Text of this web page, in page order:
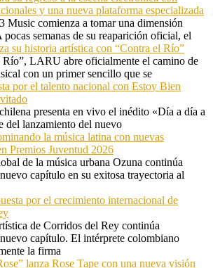
y una nueva plataforma especializada
Music comienza a tomar una dimensión
semanas de su reaparición oficial, el
su historia artística con “Contra el Río”
Río”, LARU abre oficialmente el camino de
con un primer sencillo que se
por el talento nacional con Estoy Bien
presenta en vivo el inédito «Día a día a
del lanzamiento del nuevo
la música latina con nuevas
Premios Juventud 2026
de la música urbana Ozuna continúa
capítulo en su exitosa trayectoria al
por el crecimiento internacional de
de Corridos del Rey continúa
capítulo. El intérprete colombiano
la firma
lanza Rose Tape con una nueva visión